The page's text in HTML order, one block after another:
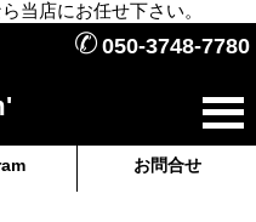
当店にお任せ下さい。
✆ 050-3748-7780
お問合せ